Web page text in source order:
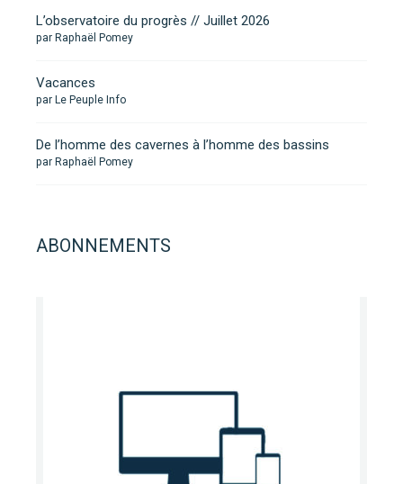
L’observatoire du progrès // Juillet 2026
par Raphaël Pomey
Vacances
par Le Peuple Info
De l’homme des cavernes à l’homme des bassins
par Raphaël Pomey
ABONNEMENTS